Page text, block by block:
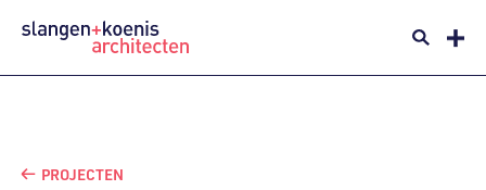
PROJECTEN